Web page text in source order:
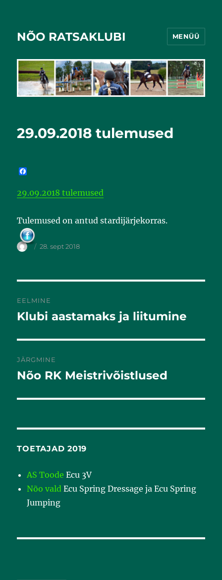
NÕO RATSAKLUBI MENÜÜ
29.09.2018 tulemused
e
o
k
29.09.2018 tulemused
Tulemused on antud stardijärjekorras.
28. sept 2018
EELMINE
Eelmine
Klubi aastamaks ja liitumine
JÄRGMINE
Järgmine
Nõo RK Meistrivõistlused
TOETAJAD 2019
AS Toode Ecu 3V
Nõo vald Ecu Spring Dressage ja Ecu Spring
Jumping